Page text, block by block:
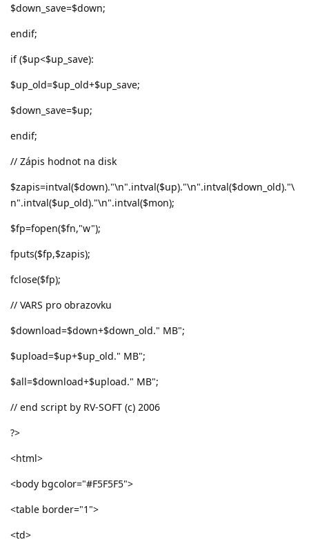
$down_save=$down;
endif;
if ($up<$up_save):
$up_old=$up_old+$up_save;
$down_save=$up;
endif;
// Zápis hodnot na disk
$zapis=intval($down)."\n".intval($up)."\n".intval($down_old)."\
n".intval($up_old)."\n".intval($mon);
$fp=fopen($fn,"w");
fputs($fp,$zapis);
fclose($fp);
// VARS pro obrazovku
$download=$down+$down_old." MB";
$upload=$up+$up_old." MB";
$all=$download+$upload." MB";
// end script by RV-SOFT (c) 2006
?>
<html>
<body bgcolor="#F5F5F5">
<table border="1">
<td>